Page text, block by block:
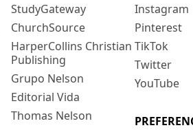
StudyGateway
ChurchSource
HarperCollins Christian
Publishing
Grupo Nelson
Editorial Vida
Thomas Nelson
Instagram
Pinterest
TikTok
Twitter
YouTube